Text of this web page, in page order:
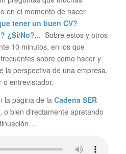
en el momento de hacer
tener un buen CV?
¿Si/No?... Sobre estos y otros
10 minutos, en los que
sobre cómo hacer y
la perspectiva de una empresa,
entrevistador.
la página de la Cadena SER
o bien directamente apretando